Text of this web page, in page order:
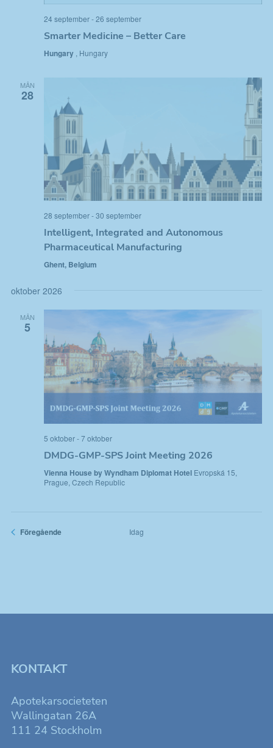
n
e
r
i
g
24 september-26 september
Smarter Medicine – Better Care
Hungary , Hungary
MÅN
28
28 september-30 september
Intelligent, Integrated and Autonomous
Pharmaceutical Manufacturing
Ghent, Belgium
oktober 2026
MÅN
5
5 oktober-7 oktober
DMDG-GMP-SPS Joint Meeting 2026
Vienna House by Wyndham Diplomat Hotel Evropská 15,
Prague, Czech Republic
FöregåendeEvenemang Idag
KONTAKT
Apotekarsocieteten
Wallingatan 26A
111 24 Stockholm